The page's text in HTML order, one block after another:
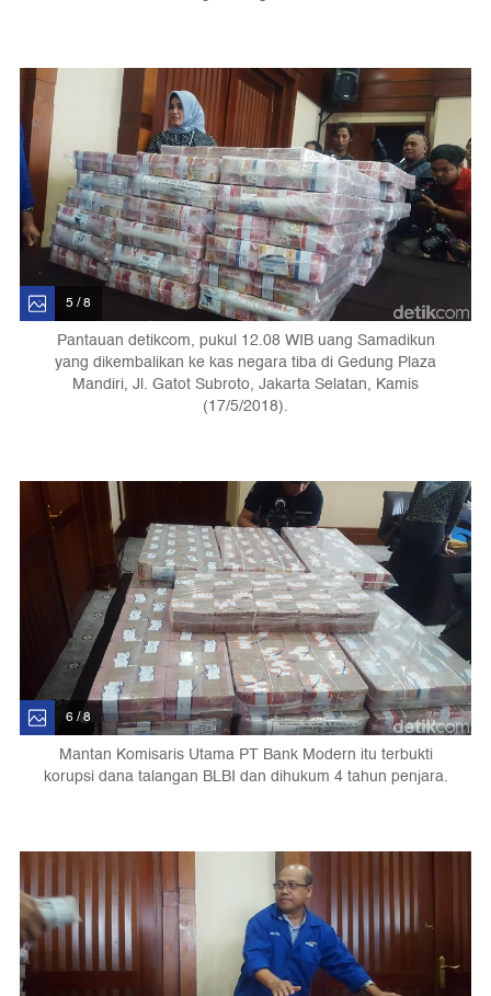
5 / 8
Pantauan detikcom, pukul 12.08 WIB uang Samadikun
yang dikembalikan ke kas negara tiba di Gedung Plaza
Mandiri, Jl. Gatot Subroto, Jakarta Selatan, Kamis
(17/5/2018).
6 / 8
Mantan Komisaris Utama PT Bank Modern itu terbukti
korupsi dana talangan BLBI dan dihukum 4 tahun penjara.